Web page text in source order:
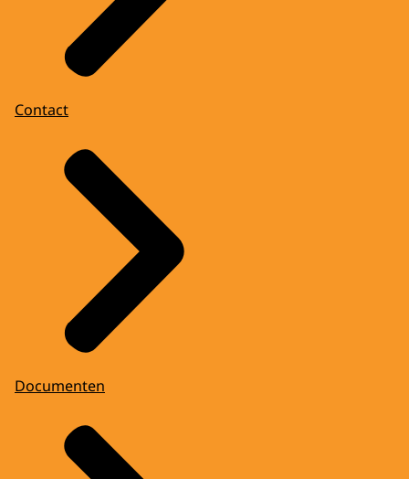
Contact
Documenten